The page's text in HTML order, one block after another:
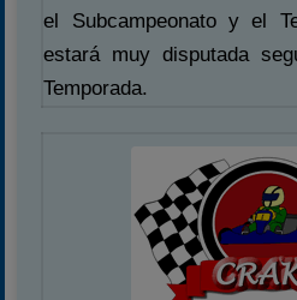
el Subcampeonato y el
estará muy disputada
Temporada.